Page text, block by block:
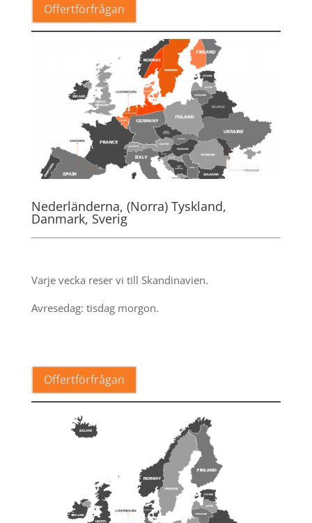
Offertförfrågan
Nederländerna, (Norra) Tyskland,
Danmark, Sverig
Varje vecka reser vi till Skandinavien.
Avresedag: tisdag morgon.
Offertförfrågan